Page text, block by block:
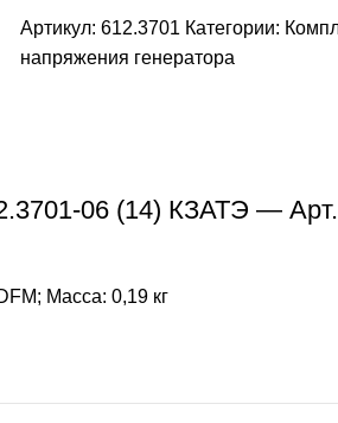
Артикул: 612.3701 Категории:
напряжения генератора
06 (14) КЗАТЭ —
Масса: 0,19 кг